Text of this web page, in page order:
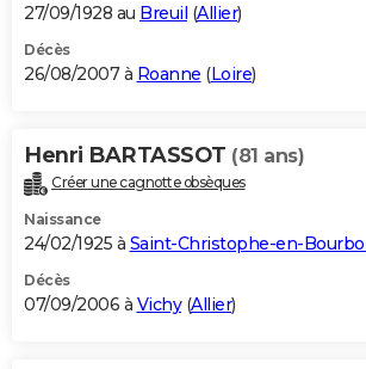
27/09/1928 au Breuil (Allier)
Décès
26/08/2007 à Roanne (Loire)
Henri BARTASSOT (81 ans)
Créer une cagnotte obsèques
Naissance
24/02/1925 à Saint-Christophe-en-
Décès
07/09/2006 à Vichy(Allier)